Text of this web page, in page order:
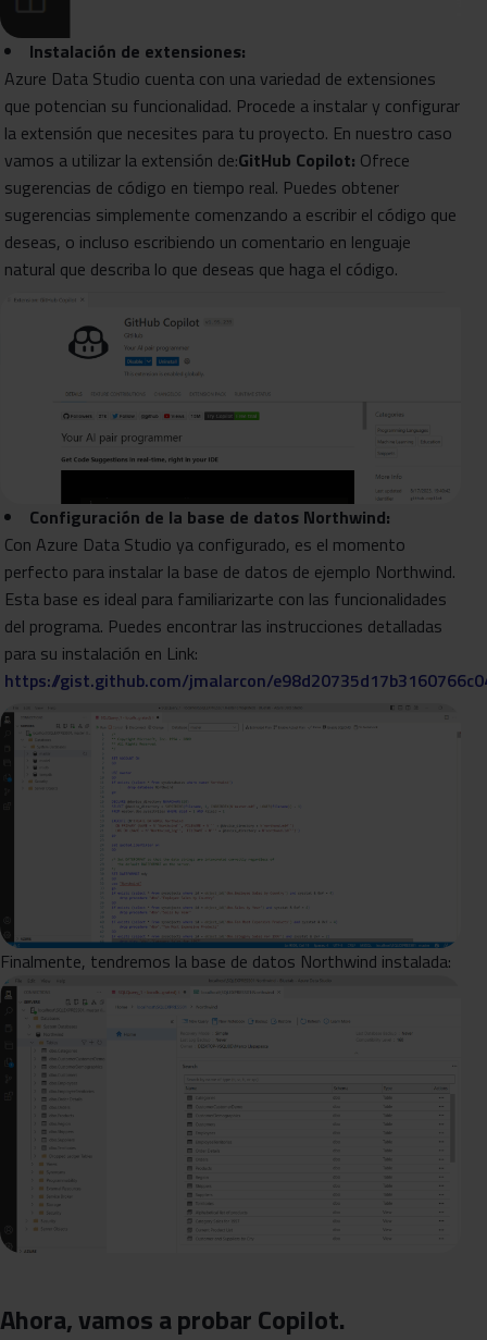
Instalación de extensiones:
Azure Data Studio cuenta con una variedad de extensiones
que potencian su funcionalidad. Procede a instalar y configurar
la extensión que necesites para tu proyecto. En nuestro caso
vamos a utilizar la extensión de:GitHub Copilot: Ofrece
sugerencias de código en tiempo real. Puedes obtener
sugerencias simplemente comenzando a escribir el código que
deseas, o incluso escribiendo un comentario en lenguaje
natural que describa lo que deseas que haga el código.
Configuración de la base de datos Northwind:
Con Azure Data Studio ya configurado, es el momento
perfecto para instalar la base de datos de ejemplo Northwind.
Esta base es ideal para familiarizarte con las funcionalidades
del programa. Puedes encontrar las instrucciones detalladas
para su instalación en Link:
https://gist.github.com/jmalarcon/
Finalmente, tendremos la base de datos Northwind instalada:
Ahora, vamos a probar Copilot.